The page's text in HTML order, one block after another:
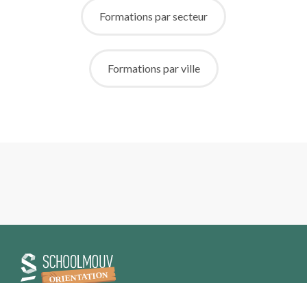
Formations par secteur
Formations par ville